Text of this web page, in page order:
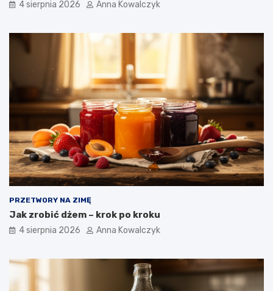
4 sierpnia 2026 Anna Kowalczyk
PRZETWORY NA ZIMĘ
Jak zrobić dżem – krok po kroku
4 sierpnia 2026 Anna Kowalczyk